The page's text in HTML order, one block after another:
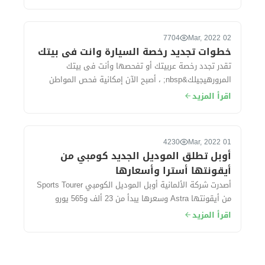
02 Mar, 2022
7704
خطوات تجديد رخصة السيارة وانت فى بيتك
تقدر تجدد رخصة عربيتك أو تفحصها وأنت فى بيتك
المرورهيجيلك&nbsp; ، أصبح الآن إمكانية فحص المواطن
وعمل فحص فني شامل لسيارته و تجديد رخصته خ...
اقرأ المزيد
01 Mar, 2022
4230
أوبل تطلق الموديل الجديد كومبي من
أيقونتها أسترا وأسعارها
أصدرت شركة الألمانية أوبل الموديل الكومبي Sports Tourer
من أيقونتها Astra وسعرها يبدأ من 23 ألف و565 يورو
حوالي (415 ألف جنيه مصري) تقريبًا....
اقرأ المزيد